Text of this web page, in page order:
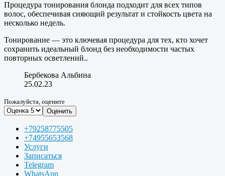
Процедура тонирования блонда подходит для всех типов
волос, обеспечивая сияющий результат и стойкость цвета на
несколько недель.
Тонирование — это ключевая процедура для тех, кто хочет
сохранить идеальный блонд без необходимости частых
повторных осветлений..
Бербекова Альбина
25.02.23
Пожалуйста, оцените
Оценить
+79258775505
+74955653568
Услуги
Записаться
Telegram
WhatsApp